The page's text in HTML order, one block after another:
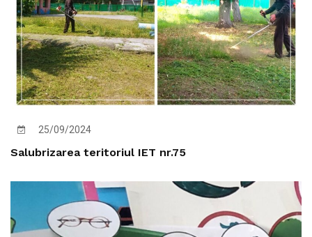
25/09/2024
Salubrizarea teritoriul IET nr.75